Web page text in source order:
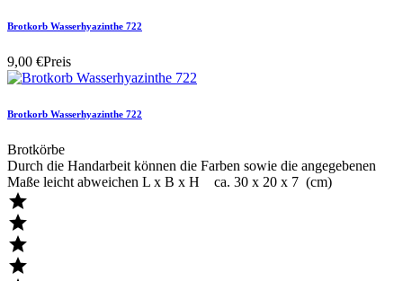
Brotkorb Wasserhyazinthe 722
9,00 €Preis
Brotkorb Wasserhyazinthe 722
Brotkörbe
Durch die Handarbeit können die Farben sowie die angegebenen
Maße leicht abweichen L x B x H ca. 30 x 20 x 7 (cm)



